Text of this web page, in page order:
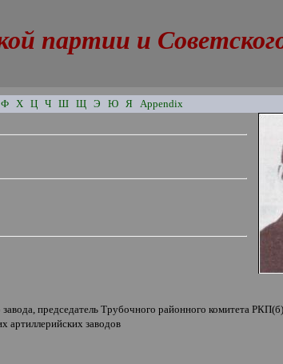
партии и
Ф Х Ц Ч Ш Щ Э Ю Я Appendix
завода, председатель Трубочного районного комитета
артиллерийских заводов